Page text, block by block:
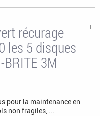
récurage
les 5 disques
BRITE 3M
pour la maintenance en
non fragiles, ...